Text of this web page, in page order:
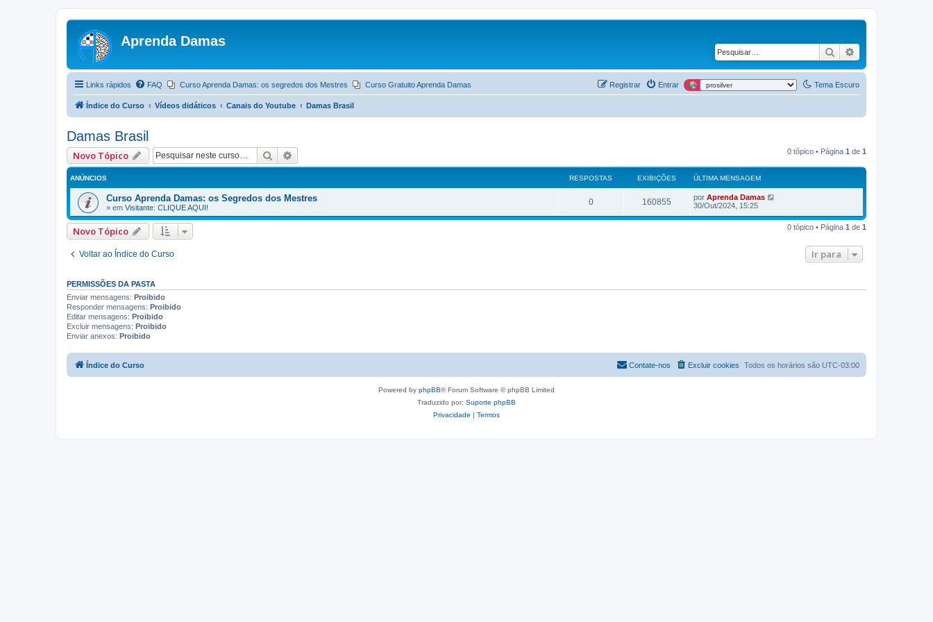
Aprenda Damas
Pesquisar
Links rápidos Tema Escuro
FAQ Curso Aprenda Damas: os segredos dos Mestres Curso Gratuito Aprenda Damas Entrar
Registrar
Índice do Curso Vídeos didáticos Canais do Youtube Damas Brasil
Damas Brasil
Novo Tópico Pesquisar 0 tópico • Página 1 de 1
ANÚNCIOS RESPOSTAS EXIBIÇÕES ÚLTIMA MENSAGEM
Curso Aprenda Damas: os Segredos dos Mestres
» em Visitante: CLIQUE AQUI!
0 160855 por Aprenda Damas
30/Out/2024, 15:25
Novo Tópico 0 tópico • Página 1 de 1
Voltar ao Índice do Curso Ir para
PERMISSÕES DA PASTA
Enviar mensagens: Proibido
Responder mensagens: Proibido
Editar mensagens: Proibido
Excluir mensagens: Proibido
Enviar anexos: Proibido
Índice do Curso Todos os horários são UTC-03:00
Excluir cookies
Contate-nos
Powered by phpBB® Forum Software © phpBB Limited
Traduzido por: Suporte phpBB
Privacidade | Termos